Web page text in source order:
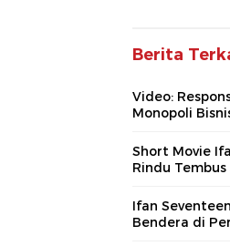
Berita
Video:
Monopoli
Short Movie
Rindu
Ifan
Bendera di